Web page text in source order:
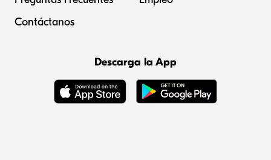
Contáctanos
Descarga la App